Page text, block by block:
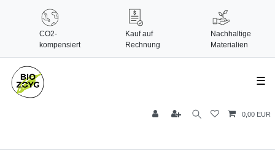
CO2-
kompensiert
Kauf auf
Rechnung
Nachhaltige
Materialien
☰
0,00 EUR